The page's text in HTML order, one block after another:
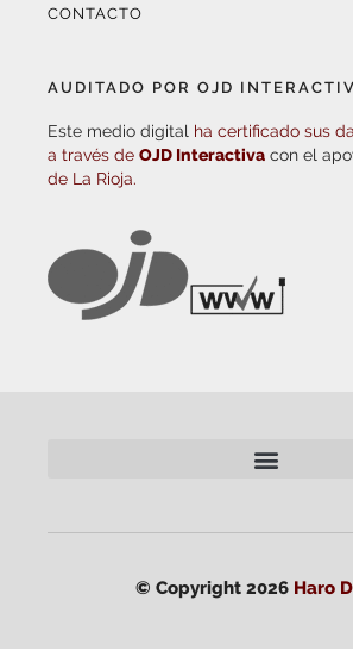
CONTACTO
AUDITADO POR OJD
Este medio digital ha certificado sus
a través de OJD Interactiva con el
de La Rioja.
© Copyright 2026 Haro